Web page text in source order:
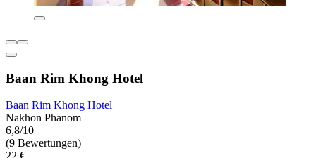
Baan Rim Khong Hotel
Baan Rim Khong Hotel
Nakhon Phanom
6,8/10
(9 Bewertungen)